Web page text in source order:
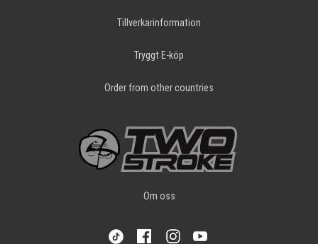
Tillverkarinformation
Tryggt E-köp
Order from other countries
Om oss